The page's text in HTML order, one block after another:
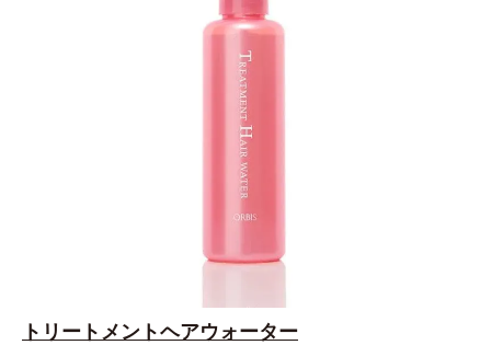
トリートメントヘアウォーター